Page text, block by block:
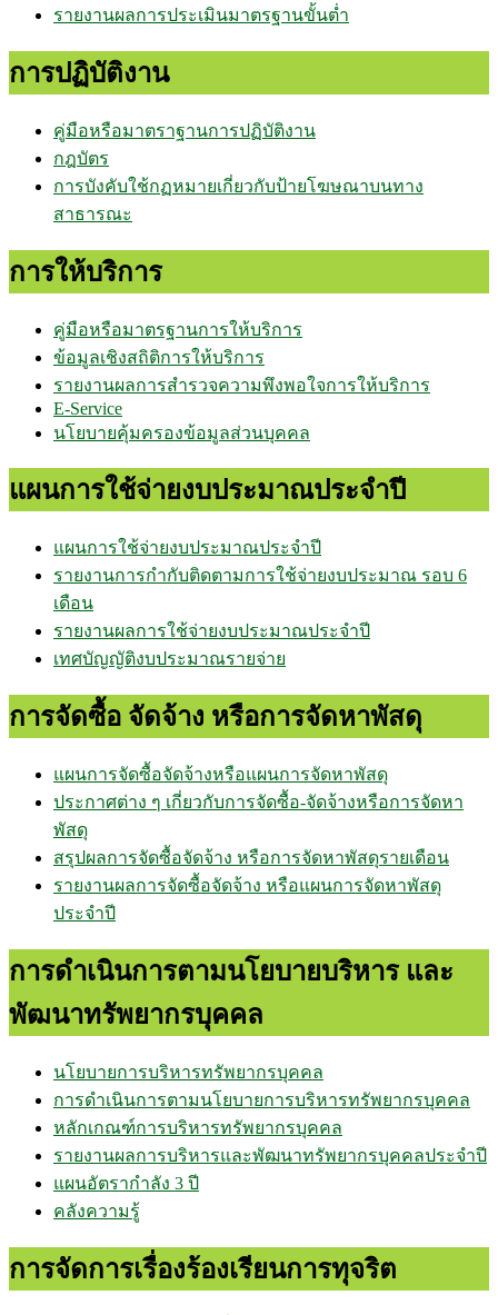
รายงานผลการประเมินมาตรฐานขั้นต่ำ
การปฏิบัติงาน
คู่มือหรือมาตราฐานการปฏิบัติงาน
กฎบัตร
การบังคับใช้กฏหมายเกี่ยวกับป้ายโฆษณาบนทาง
สาธารณะ
การให้บริการ
คู่มือหรือมาตรฐานการให้บริการ
ข้อมูลเชิงสถิติการให้บริการ
รายงานผลการสำรวจความพึงพอใจการให้บริการ
E-Service
นโยบายคุ้มครองข้อมูลส่วนบุคคล
แผนการใช้จ่ายงบประมาณประจำปี
แผนการใช้จ่ายงบประมาณประจำปี
รายงานการกำกับติดตามการใช้จ่ายงบประมาณ รอบ 6
เดือน
รายงานผลการใช้จ่ายงบประมาณประจำปี
เทศบัญญัติงบประมาณรายจ่าย
การจัดซื้อ จัดจ้าง หรือการจัดหาพัสดุ
แผนการจัดซื้อจัดจ้างหรือแผนการจัดหาพัสดุ
ประกาศต่าง ๆ เกี่ยวกับการจัดซื้อ-จัดจ้างหรือการจัดหา
พัสดุ
สรุปผลการจัดซื้อจัดจ้าง หรือการจัดหาพัสดุรายเดือน
รายงานผลการจัดซื้อจัดจ้าง หรือแผนการจัดหาพัสดุ
ประจำปี
การดำเนินการตามนโยบายบริหาร และ
พัฒนาทรัพยากรบุคคล
นโยบายการบริหารทรัพยากรบุคคล
การดำเนินการตามนโยบายการบริหารทรัพยากรบุคคล
หลักเกณฑ์การบริหารทรัพยากรบุคคล
รายงานผลการบริหารและพัฒนาทรัพยากรบุคคลประจำปี
แผนอัตรากำลัง 3 ปี
คลังความรู้
การจัดการเรื่องร้องเรียนการทุจริต